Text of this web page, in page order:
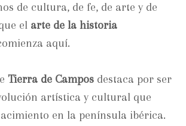
de cultura, de fe, de arte y de
el arte de la historia
aquí.
Tierra de Campos destaca por ser
artística y cultural que
en la península ibérica.